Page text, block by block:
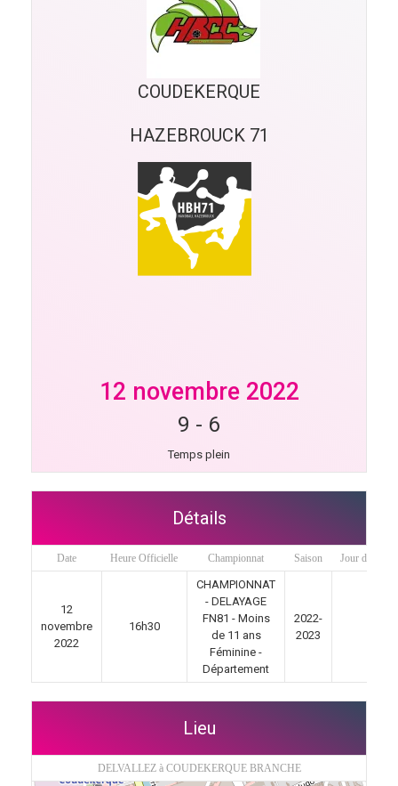
COUDEKERQUE
HAZEBROUCK 71
12 novembre 2022
9 - 6
Temps plein
Détails
Date Heure Officielle Championnat Saison Jour de match
12
novembre
2022
16h30
CHAMPIONNAT
- DELAYAGE
FN81 - Moins
de 11 ans
Féminine -
Département
2022-
2023
Lieu
DELVALLEZ à COUDEKERQUE BRANCHE